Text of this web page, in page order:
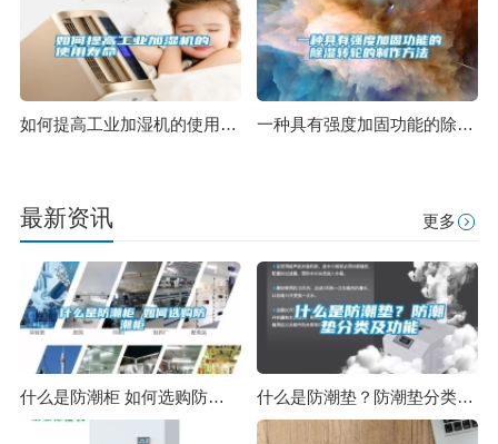
如何提高工业加湿机的使用寿命 一种具有强度加固功能的除湿转轮的制作方法
最新资讯 更多
什么是防潮柜 如何选购防潮柜 什么是防潮垫？防潮垫分类及功能